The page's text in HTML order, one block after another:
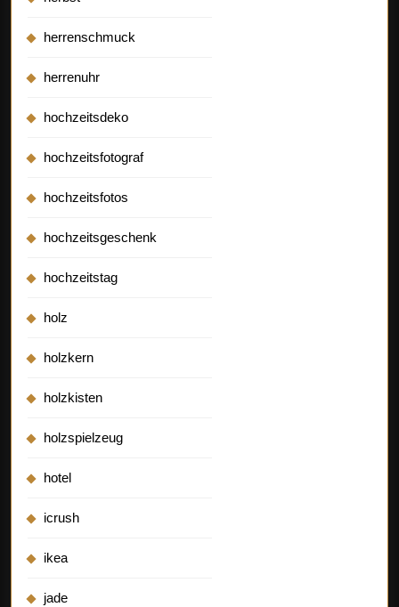
herrenschmuck
herrenuhr
hochzeitsdeko
hochzeitsfotograf
hochzeitsfotos
hochzeitsgeschenk
hochzeitstag
holz
holzkern
holzkisten
holzspielzeug
hotel
icrush
ikea
jade